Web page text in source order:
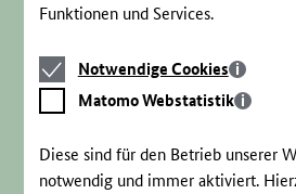
Funktionen und Services.
Notwendige
Cookies
Notwendige Cookies
Matomo
Webstatistik
Matomo Webstatistik
Diese sind für den Betrieb unserer
notwendig und immer aktiviert.